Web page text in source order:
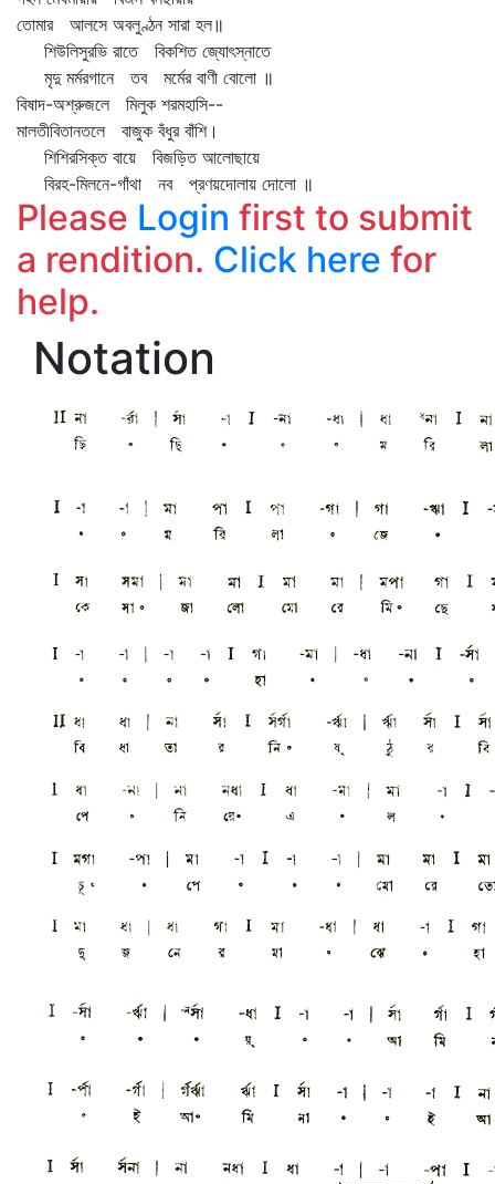
তোমার আলসে অবলুণ্ঠন সারা হল॥
শিউলিসুরভি রাতে বিকশিত জ্যোৎস্নাতে
মৃদু মর্মরগানে তব মর্মের বাণী বোলো ॥
বিষাদ-অশ্রুজলে মিলুক শরমহাসি--
মালতীবিতানতলে বাজুক বঁধুর বাঁশি।
শিশিরসিক্ত বায়ে বিজড়িত আলোছায়ে
বিরহ-মিলনে-গাঁথা নব প্রণয়দোলায় দোলো ॥
Please Login first to submit
a rendition. Click here for
help.
Notation